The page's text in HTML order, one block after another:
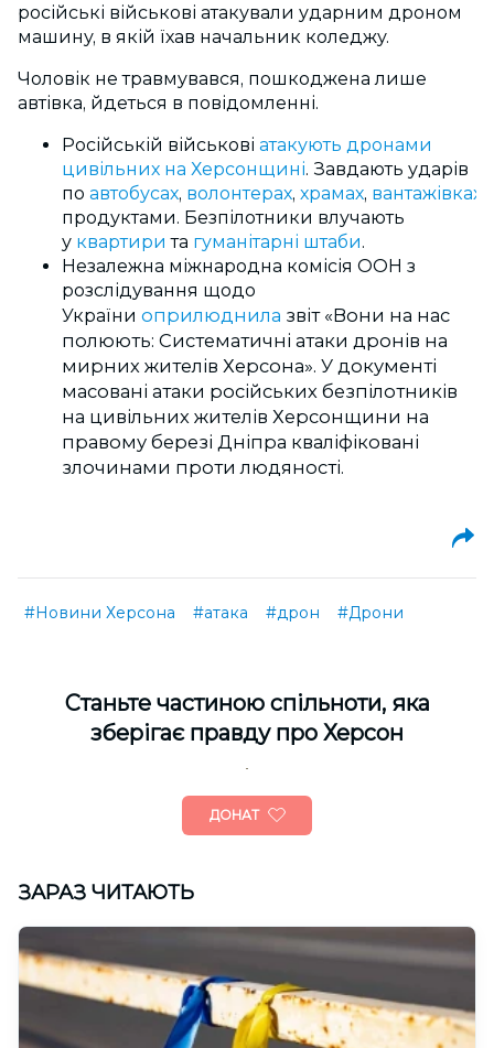
російські військові атакували ударним дроном
машину, в якій їхав начальник коледжу.
Чоловік не травмувався, пошкоджена лише
автівка, йдеться в повідомленні.
Російській військові атакують дронами
цивільних на Херсонщині. Завдають ударів
по автобусах, волонтерах, храмах, вантажівках
продуктами. Безпілотники влучають
у квартири та гуманітарні штаби.
Незалежна міжнародна комісія ООН з
розслідування щодо
України оприлюднила звіт «Вони на нас
полюють: Систематичні атаки дронів на
мирних жителів Херсона». У документі
масовані атаки російських безпілотників
на цивільних жителів Херсонщини на
правому березі Дніпра кваліфіковані
злочинами проти людяності.
#Новини Херсона #атака #дрон #Дрони
Cтаньте частиною спільноти, яка
зберігає правду про Херсон
ДОНАТ
ЗАРАЗ ЧИТАЮТЬ